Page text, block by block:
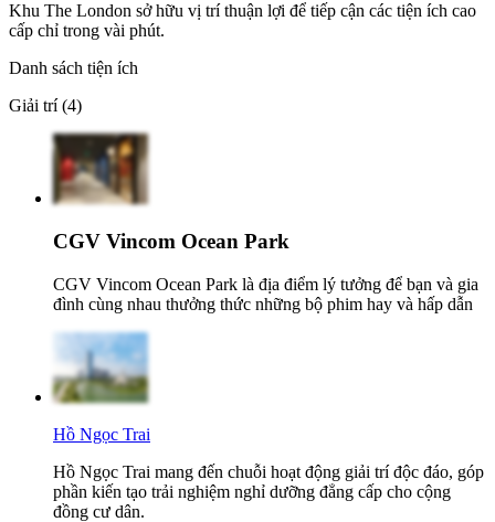
Khu The London sở hữu vị trí thuận lợi để tiếp cận các tiện ích cao
cấp chỉ trong vài phút.
Danh sách tiện ích
Giải trí (4)
CGV Vincom Ocean Park
CGV Vincom Ocean Park là địa điểm lý tưởng để bạn và gia
đình cùng nhau thưởng thức những bộ phim hay và hấp dẫn
Hồ Ngọc Trai
Hồ Ngọc Trai mang đến chuỗi hoạt động giải trí độc đáo, góp
phần kiến tạo trải nghiệm nghỉ dưỡng đẳng cấp cho cộng
đồng cư dân.